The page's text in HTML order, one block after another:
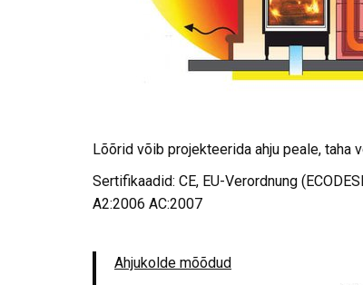
Lõõrid võib projekteerida ahju peale, taha
Sertifikaadid: CE, EU-Verordnung
A2:2006 AC:2007
Ahjukolde mõõdud